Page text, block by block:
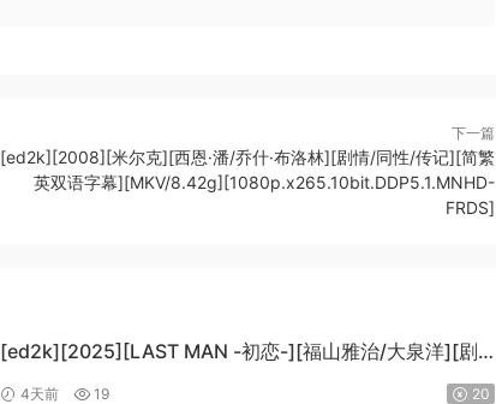
下一篇
[ed2k][2008][米尔克][西恩·潘/乔什·布洛林][剧情/同性/传记][简繁
英双语字幕][MKV/8.42g][1080p.x265.10bit.DDP5.1.MNHD-
FRDS]
[ed2k][2025][LAST MAN -初恋-][福山雅治/大泉洋][剧
情][中文字幕][MKV/5.47GiB]
4天前 19 20